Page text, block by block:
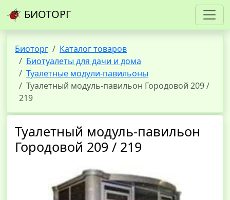
БИОТОРГ
Биоторг
Каталог товаров
Биотуалеты для дачи и дома
Туалетные модули-павильоны
Туалетный модуль-павильон Городовой 209 /
219
Туалетный модуль-павильон
Городовой 209 / 219